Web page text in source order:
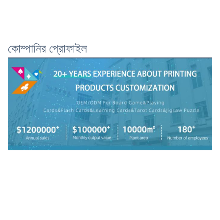
কোম্পানির প্রোফাইল